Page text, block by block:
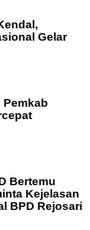
Gelar
Pemkab
Bertemu
Kejelasan
BPD Rejosari